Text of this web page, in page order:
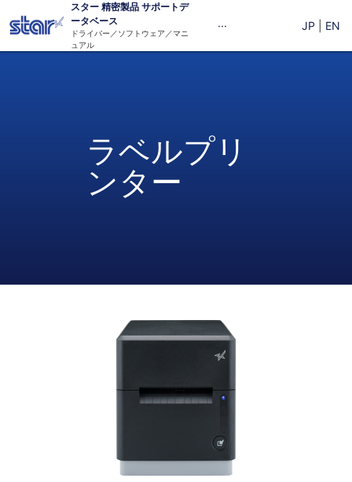
スター精密製品 サポートデ
ータベース
ドライバー／ソフトウェア／マニ
ュアル
··· JP EN
ラベルプリ
ンター